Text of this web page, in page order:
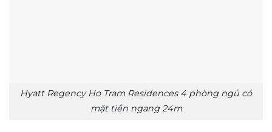
Hyatt Regency Ho Tram Residences 4 phòng ngủ có
mặt tiền ngang 24m